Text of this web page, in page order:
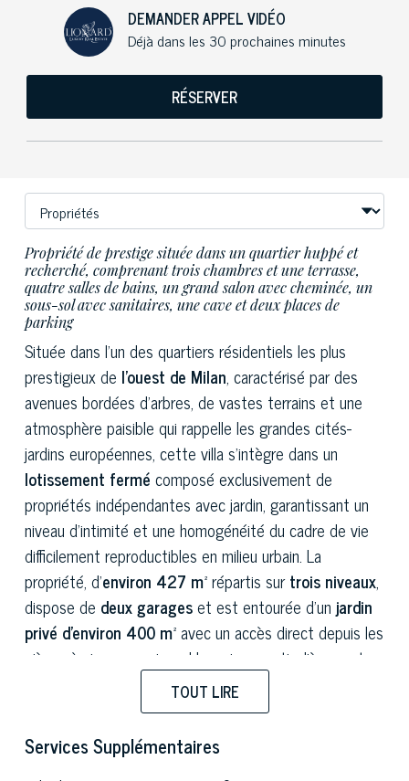
DEMANDER APPEL VIDÉO
Déjà dans les 30 prochaines minutes
RÉSERVER
Propriété de prestige située dans un quartier huppé et
recherché, comprenant trois chambres et une terrasse,
quatre salles de bains, un grand salon avec cheminée, un
sous-sol avec sanitaires, une cave et deux places de
parking
Située dans l'un des quartiers résidentiels les plus
prestigieux de l'ouest de Milan, caractérisé par des
avenues bordées d'arbres, de vastes terrains et une
atmosphère paisible qui rappelle les grandes cités-
jardins européennes, cette villa s'intègre dans un
lotissement fermé composé exclusivement de
propriétés indépendantes avec jardin, garantissant un
niveau d'intimité et une homogénéité du cadre de vie
difficilement reproductibles en milieu urbain. La
propriété, d'environ 427 m²répartis surtrois niveaux,
dispose de deux garageset est entourée d'un jardin
privé d'environ 400 m²avec un accès direct depuis les
pièces à vivre, ce qui rend la maison particulièrement
adaptée aux familles avec enfants, à ceux qui
souhaitent profiter de la verdure même en ville et à
tous ceux qui recherchent une résidence aux
dimensions généreuses dotée de tous les
TOUT LIRE
Services Supplémentaires